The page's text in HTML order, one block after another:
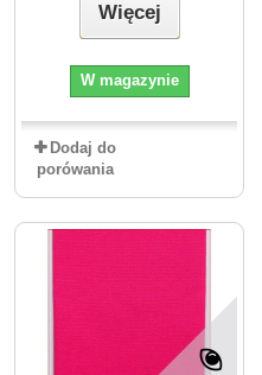
Więcej
W magazynie
Dodaj do
porówania